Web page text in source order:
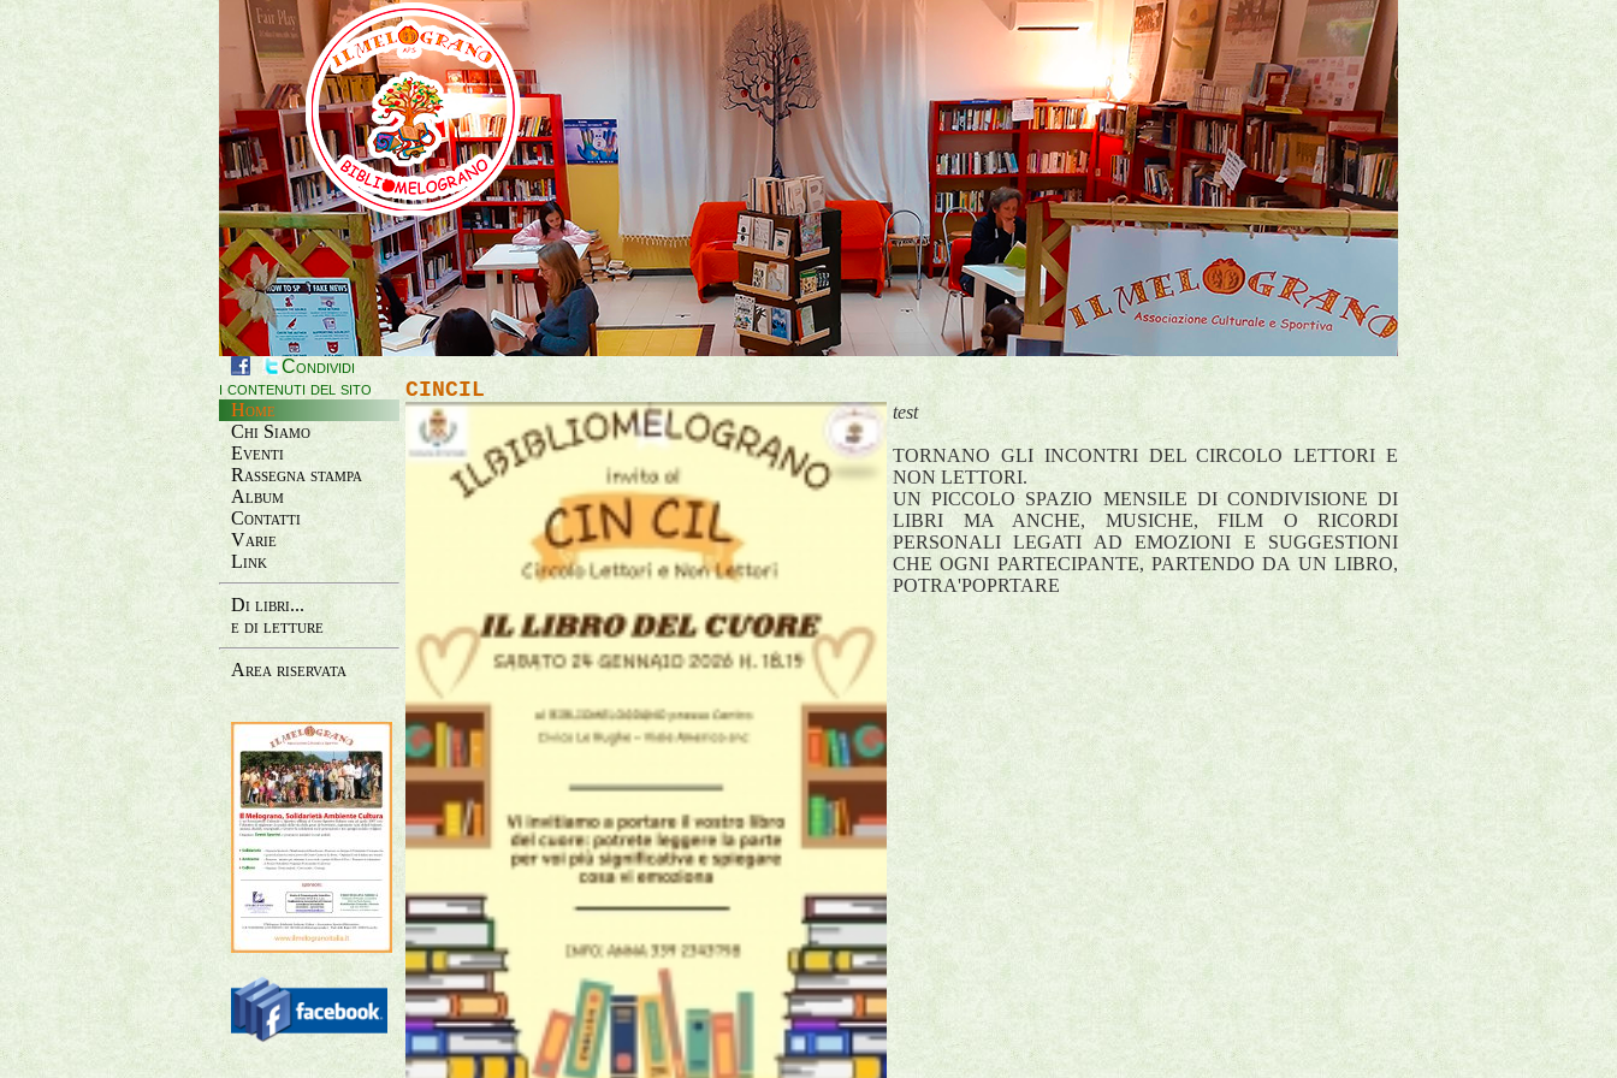
Condividi
i contenuti del sito
Home
Chi Siamo
Eventi
Rassegna stampa
Album
Contatti
Varie
Link
Di libri...
e di letture
Area riservata
CINCIL
test
TORNANO GLI INCONTRI DEL CIRCOLO LETTORI E
NON LETTORI.
UN PICCOLO SPAZIO MENSILE DI CONDIVISIONE DI
LIBRI MA ANCHE, MUSICHE, FILM O RICORDI
PERSONALI LEGATI AD EMOZIONI E SUGGESTIONI
CHE OGNI PARTECIPANTE, PARTENDO DA UN LIBRO,
POTRA'POPRTARE